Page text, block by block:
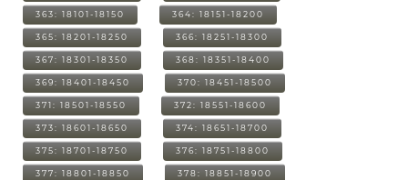
363: 18101-18150 364: 18151-18200
365: 18201-18250 366: 18251-18300
367: 18301-18350 368: 18351-18400
369: 18401-18450 370: 18451-18500
371: 18501-18550 372: 18551-18600
373: 18601-18650 374: 18651-18700
375: 18701-18750 376: 18751-18800
377: 18801-18850 378: 18851-18900